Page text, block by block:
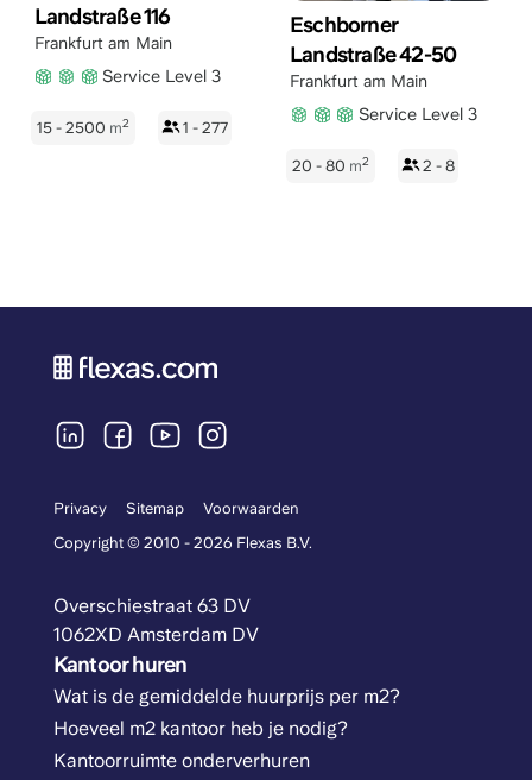
Landstraße 116
Frankfurt am Main
Service Level 3
15 - 2500 m2 1 - 277
Eschborner
Landstraße 42-50
Frankfurt am Main
Service Level 3
20 - 80 m2 2 - 8
Privacy Sitemap
Voorwaarden
Copyright © 2010 - 2026 Flexas B.V.
Overschiestraat 63 DV
1062XD Amsterdam DV
Kantoor huren
Wat is de gemiddelde huurprijs per m2?
Hoeveel m2 kantoor heb je nodig?
Kantoorruimte onderverhuren